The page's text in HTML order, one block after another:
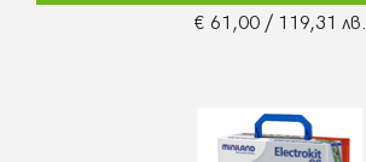
€ 61,00 / 119,31 лв.